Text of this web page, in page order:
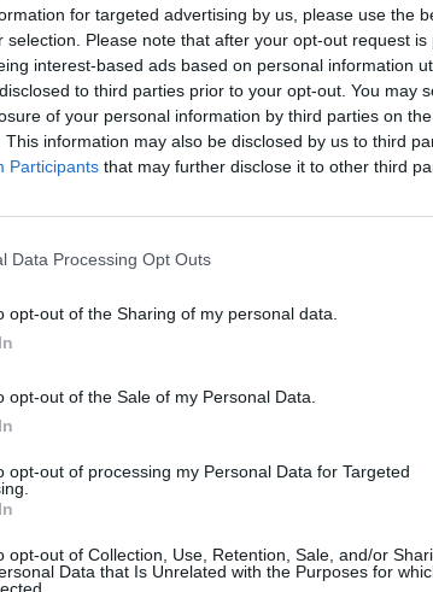
for targeted advertising by us, please use the
selection. Please note that after your opt-out request
interest-based ads based on personal information
to third parties prior to your opt-out. You may
of your personal information by third parties on the
This information may also be disclosed by us to third
Participants that may further disclose it to other third
Data Processing Opt Outs
opt-out of the Sharing of my personal data.
opt-out of the Sale of my Personal Data.
opt-out of processing my Personal Data for Targeted
opt-out of Collection, Use, Retention, Sale, and/or
Data that Is Unrelated with the Purposes for
Visi
–
Liūdna vyresnio amžiaus dirbančiųjų
užgaulūs įvardžiai
Nyderlanduose apgynė čempionų